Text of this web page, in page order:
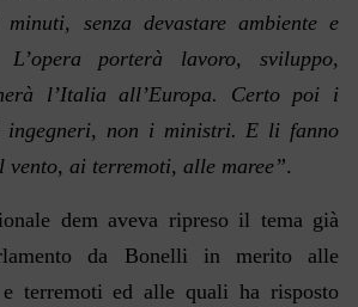
minuti, senza devastare ambiente e
L’opera porterà lavoro, sviluppo,
l’Italia all’Europa. Certo poi i
non i ministri. E li fanno
vento, ai terremoti, alle maree”.
dem aveva ripreso il tema già
da Bonelli in merito alle
terremoti ed alle quali ha risposto